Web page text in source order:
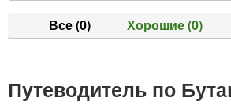
Все(0) Хорошие(0)
Путеводитель по